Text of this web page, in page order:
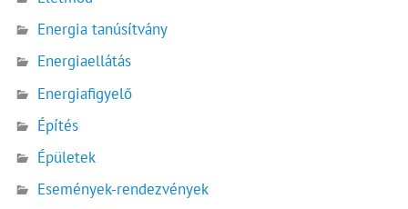
Energia tanúsítvány
Energiaellátás
Energiafigyelő
Építés
Épületek
Események-rendezvények